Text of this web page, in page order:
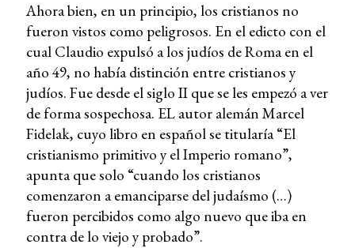
Ahora bien, en un principio, los cristianos no
fueron vistos como peligrosos. En el edicto con el
cual Claudio expulsó a los judíos de Roma en el
año 49, no había distinción entre cristianos y
judíos. Fue desde el siglo II que se les empezó a ver
de forma sospechosa. EL autor alemán Marcel
Fidelak, cuyo libro en español se titularía “El
cristianismo primitivo y el Imperio romano”,
apunta que solo “cuando los cristianos
comenzaron a emanciparse del judaísmo (…)
fueron percibidos como algo nuevo que iba en
contra de lo viejo y probado”.